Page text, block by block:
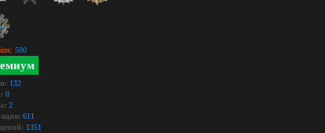
500
132
0
2
611
1351